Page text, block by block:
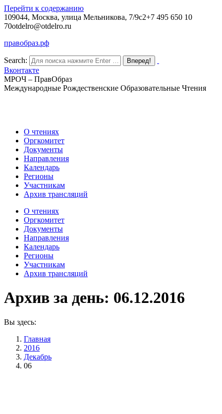
Перейти к содержанию
109044, Москва, улица Мельникова, 7/9с2+7 495 650 10
70otdelro@otdelro.ru
правобраз.рф
Search:
Вконтакте
МРОЧ – ПравОбраз
Международные Рождественские Образовательные Чтения
О чтениях
Оргкомитет
Документы
Направления
Календарь
Регионы
Участникам
Архив трансляций
О чтениях
Оргкомитет
Документы
Направления
Календарь
Регионы
Участникам
Архив трансляций
Архив за день: 06.12.2016
Вы здесь:
Главная
2016
Декабрь
06